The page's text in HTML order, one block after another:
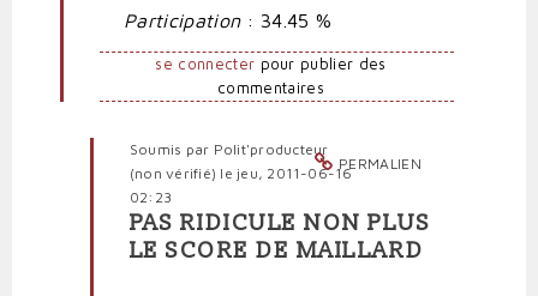
Participation: 34.45 %
se connecter pour publier des
commentaires
PERMALIEN
Soumis par Polit'producteur
(non vérifié) le jeu, 2011-06-16
02:23
En
réponse
PAS RIDICULE NON PLUS
LE SCORE DE MAILLARD